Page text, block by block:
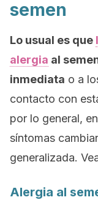
semen
Lo usual es que
alergia al
inmediata o a
contacto con
por lo general,
síntomas
generalizada.
Alergia al